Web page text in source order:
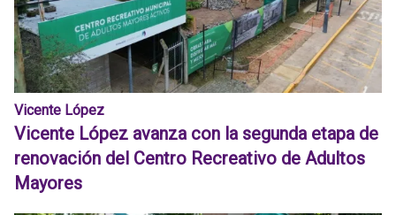
Vicente López
Vicente López avanza con la segunda etapa de
renovación del Centro Recreativo de Adultos
Mayores